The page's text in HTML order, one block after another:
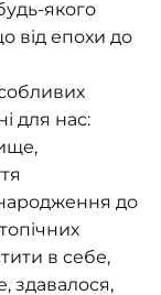
якого
від епохи до
для нас:
до
в себе,
здавалося,